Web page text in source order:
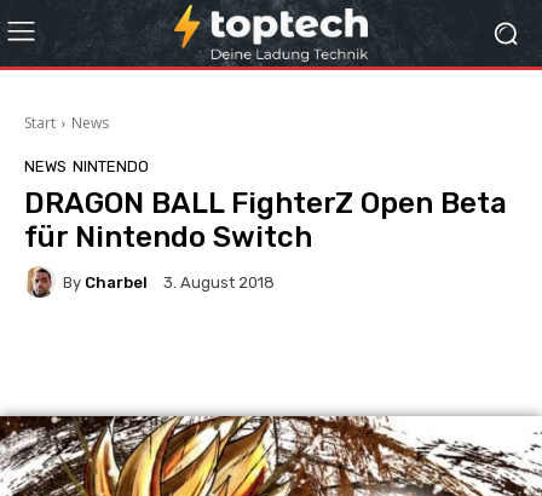
Start News
NEWS NINTENDO
DRAGON BALL FighterZ Open Beta
für Nintendo Switch
By Charbel 3. August 2018